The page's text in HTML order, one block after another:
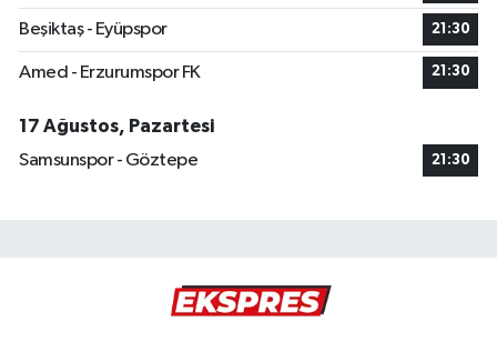
Beşiktaş - Eyüpspor 21:30
Amed - Erzurumspor FK 21:30
17 Ağustos, Pazartesi
Samsunspor - Göztepe
21:30